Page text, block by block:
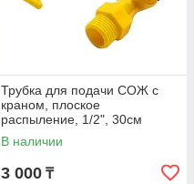
Трубка для подачи СОЖ с
краном, плоское
распыление, 1/2", 30см
В наличии
3 000 ₸